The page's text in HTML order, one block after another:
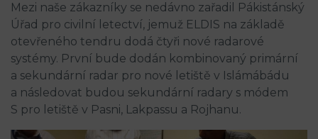
Mezi naše zákazníky se nedávno zařadil Pákistánský
Úřad pro civilní letectví, jemuž ELDIS na základě
otevřeného tendru dodá čtyři nové radarové
systémy. První bude dodán kombinovaný primární
a sekundární radar pro nové letiště v Islámábádu
a následovat budou sekundární radary s módem
S pro letiště v Pasni, Lakpassu a Rojhanu.